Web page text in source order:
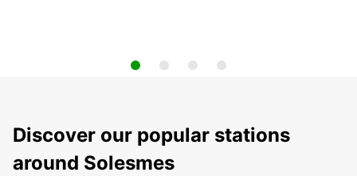
Discover our popular stations
around Solesmes